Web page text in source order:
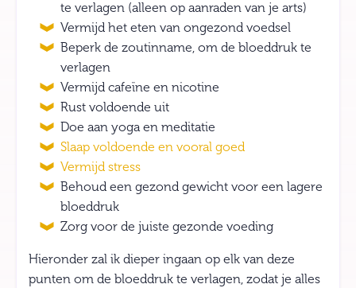
te verlagen (alleen op aanraden van je arts)
Vermijd het eten van ongezond voedsel
Beperk de zoutinname, om de bloeddruk te
verlagen
Vermijd cafeïne en nicotine
Rust voldoende uit
Doe aan yoga en meditatie
Slaap voldoende en vooral goed
Vermijd stress
Behoud een gezond gewicht voor een lagere
bloeddruk
Zorg voor de juiste gezonde voeding
Hieronder zal ik dieper ingaan op elk van deze
punten om de bloeddruk te verlagen, zodat je alles